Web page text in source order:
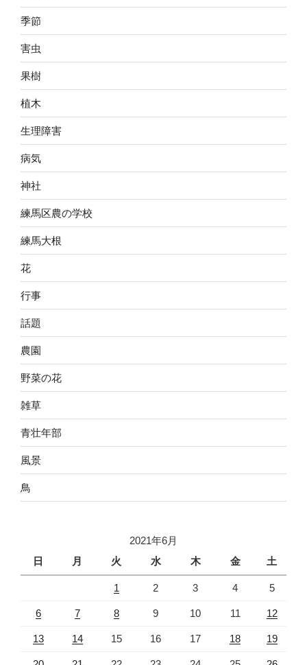
季節
害虫
果樹
植木
生理障害
病気
神社
練馬区農の学校
練馬大根
花
行事
話題
農園
野菜の花
雑草
青壮年部
風景
鳥
2021年6月
日
月 火 水 木 金 土
1 2 3 4 5
6 7 8 9 10 11 12
13 14 15 16 17 18 19